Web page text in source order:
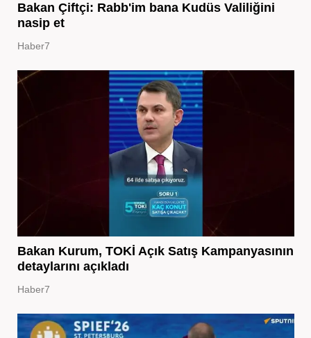
Bakan Çiftçi: Rabb'im bana Kudüs Valiliğini
nasip et
Haber7
Bakan Kurum, TOKİ Açık Satış Kampanyasının
detaylarını açıkladı
Haber7